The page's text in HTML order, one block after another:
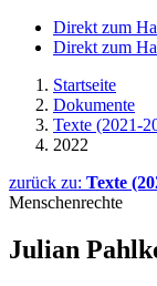
Direkt zum
Direkt zum
Startseite
Dokumente
Texte (2021-
2022
zurück zu: Texte
Menschenrechte
Julian